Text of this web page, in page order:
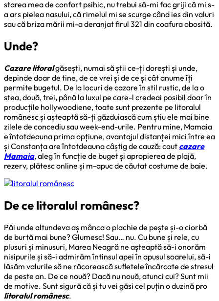
starea mea de confort psihic, nu trebui să-mi fac griji că mi s-
a ars pielea nasului, că rimelul mi se scurge când ies din valuri
sau că briza mării mi-a deranjat firul 321 din coafura obosită.
Unde?
Cazare litoralgăsești, numai să știi ce-ți dorești și unde,
depinde doar de tine, de ce vrei și de ce și cât anume îți
permite bugetul. De la locuri de cazare în stil rustic, de la o
stea, două, trei, până la luxul pe care-l credeai posibil doar în
producțile hollywoodiene, toate sunt prezente pe litoralul
românesc și așteaptă să-ți găzduiască cum știu ele mai bine
zilele de concediu sau week-end-urile. Pentru mine, Mamaia
e întotdeauna prima opțiune, avantajul distanței mici între ea
și Constanța are întotdeauna câștig de cauză: caut cazare
Mamaia, aleg în funcție de buget și apropierea de plajă,
rezerv, plătesc online și m-apuc de căutat costume de baie.
De ce litoralul românesc?
Păi unde altundeva aș mânca o plachie de pește și-o ciorbă
de burtă mai bune? Glumesc! Sau… nu. Cu bune și rele, cu
plusuri și minusuri, Marea Neagră ne așteaptă să-i onorăm
nisipurile și să-i admirăm întinsul apei în apusul soarelui, să-i
lăsăm valurile să ne răcorească sufletele încărcate de stresul
de peste an. De ce nouă? Dacă nu nouă, atunci cui? Sunt mii
de motive. Sunt sigură că și tu vei găsi cel puțin o duzină pro
litoralul românesc.